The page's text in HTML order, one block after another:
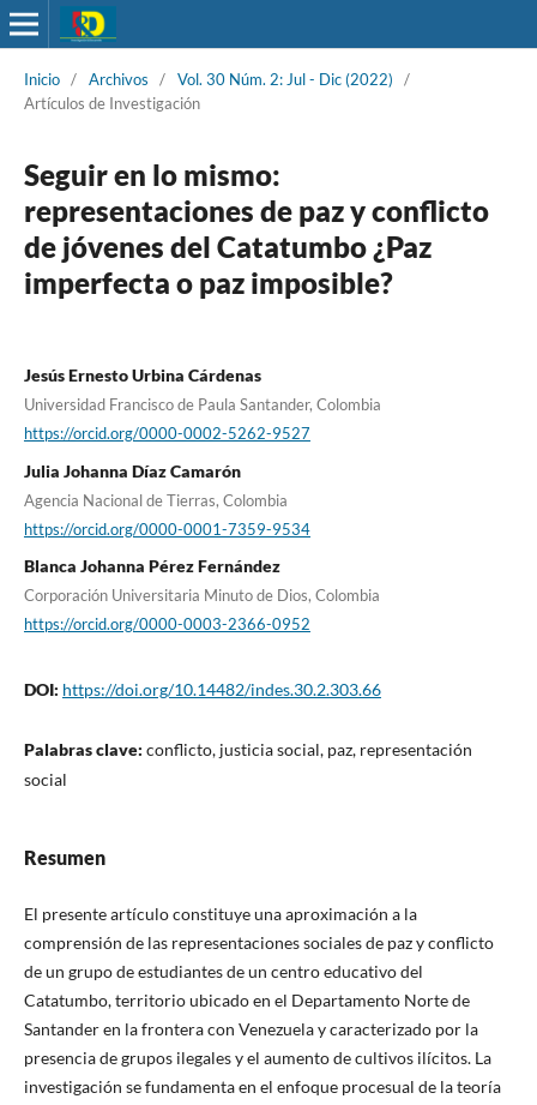
Inicio / Archivos / Vol. 30 Núm. 2: Jul - Dic (2022)
/
Artículos de Investigación
Seguir en lo mismo:
representaciones de paz y conflicto
de jóvenes del Catatumbo ¿Paz
imperfecta o paz imposible?
Jesús Ernesto Urbina Cárdenas
Universidad Francisco de Paula Santander, Colombia
https://orcid.org/0000-0002-5262-9527
Julia Johanna Díaz Camarón
Agencia Nacional de Tierras, Colombia
https://orcid.org/0000-0001-7359-9534
Blanca Johanna Pérez Fernández
Corporación Universitaria Minuto de Dios, Colombia
https://orcid.org/0000-0003-2366-0952
DOI: https://doi.org/10.14482/indes.30.2.303.66
Palabras clave: conflicto, justicia social, paz, representación
social
Resumen
El presente artículo constituye una aproximación a la
comprensión de las representaciones sociales de paz y conflicto
de un grupo de estudiantes de un centro educativo del
Catatumbo, territorio ubicado en el Departamento Norte de
Santander en la frontera con Venezuela y caracterizado por la
presencia de grupos ilegales y el aumento de cultivos ilícitos. La
investigación se fundamenta en el enfoque procesual de la teoría